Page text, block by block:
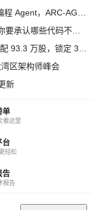
区架构师峰会
新
单
看这里
台
轻松
告
报告